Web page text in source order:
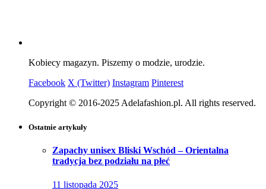
Kobiecy magazyn. Piszemy o modzie, urodzie.
Facebook X (Twitter) Instagram Pinterest
Copyright © 2016-2025 Adelafashion.pl. All rights reserved.
Ostatnie artykuły
Zapachy unisex Bliski Wschód – Orientalna
tradycja bez podziału na płeć
11 listopada 2025